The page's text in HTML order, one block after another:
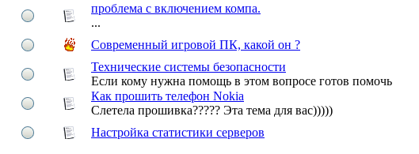
проблема с включением компа.
...
Современный игровой ПК, какой он ?
Технические системы безопасности
Если кому нужна помощь в этом вопросе готов помочь
Как прошить телефон Nokia
Слетела прошивка????? Эта тема для вас)))))
Настройка статистики серверов